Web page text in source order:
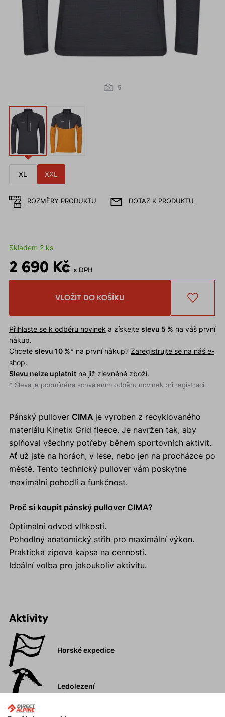
5
XL XXL
ROZMĚRY PRODUKTU DOTAZ K PRODUKTU
Skladem 2 ks
2 690 Kč s DPH
VLOŽIT DO KOŠÍKU
Přihlaste se k odběru novinek a získejte slevu 5 % na váš první
nákup.
Chcete slevu 10 %* na první nákup? Zaregistrujte se na náš e-
shop.
Slevu nelze uplatnitna již zlevněné zboží.
* Sleva je podmíněna schválením odběru novinek při registraci.
Pánský pullover CIMA je vyroben z recyklovaného
materiálu Kinetix Grid fleece. Je navržen tak, aby
splňoval všechny potřeby během sportovních aktivit.
Ať už jste na horách, v lese, nebo jen na procházce po
městě. Tento technický pullover vám poskytne
maximální pohodlí a funkčnost.
Proč si koupit pánský pullover CIMA?
Optimální odvod vlhkosti.
Pohodlný anatomický střih pro maximální výkon.
Praktická zipová kapsa na cennosti.
Ideální volba pro jakoukoliv aktivitu.
Aktivity
Horské expedice
Ledolezení